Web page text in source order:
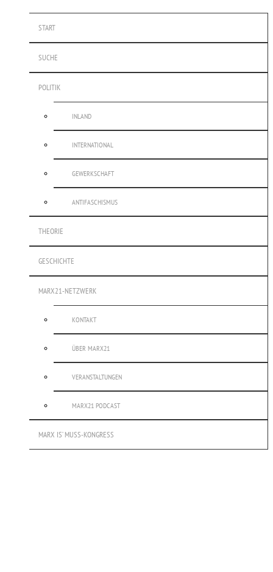
START
SUCHE
POLITIK
INLAND
INTERNATIONAL
GEWERKSCHAFT
ANTIFASCHISMUS
THEORIE
GESCHICHTE
MARX21-NETZWERK
KONTAKT
ÜBER MARX21
VERANSTALTUNGEN
MARX21 PODCAST
MARX IS’ MUSS-KONGRESS